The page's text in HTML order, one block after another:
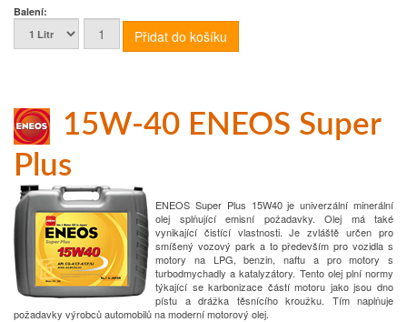
Balení:
15W-40 ENEOS Super
Plus
ENEOS Super Plus 15W40 je univerzální minerální
olej splňující emisní požadavky. Olej má také
vynikající čistící vlastnosti. Je zvláště určen pro
smíšený vozový park a to především pro vozidla s
motory na LPG, benzin, naftu a pro motory s
turbodmychadly a katalyzátory. Tento olej plní normy
týkající se karbonizace částí motoru jako jsou dno
pístu a drážka těsnícího kroužku. Tím naplňuje
požadavky výrobců automobilů na moderní motorový olej.